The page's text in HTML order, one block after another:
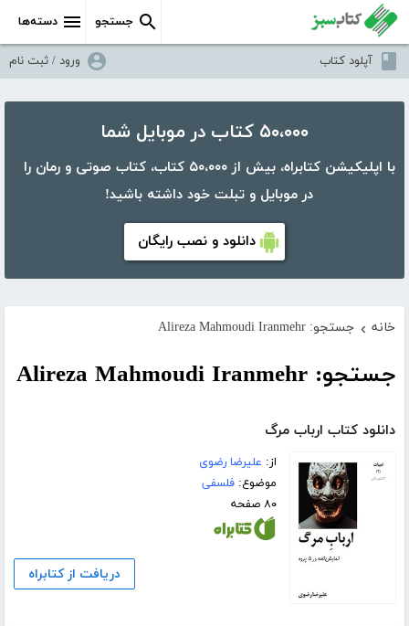
دسته‌ها جستجو
آپلود کتاب ورود / ثبت نام
۵۰،۰۰۰ کتاب در موبایل شما
با اپلیکیشن کتابراه، بیش از ۵۰،۰۰۰ کتاب، کتاب صوتی و رمان را
در موبایل و تبلت خود داشته باشید!
دانلود و نصب رایگان
خانه › جستجو: Alireza Mahmoudi Iranmehr
جستجو: Alireza Mahmoudi Iranmehr
دانلود کتاب ارباب مرگ
از: علیرضا رضوی
موضوع:فلسفی
۸۰ صفحه
دریافت از کتابراه